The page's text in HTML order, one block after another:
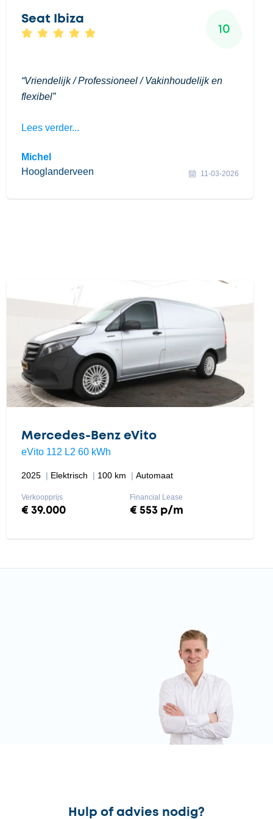
Seat Ibiza
10
Vriendelijk / Professioneel / Vakinhoudelijk en
flexibel
Lees verder...
Michel
Hooglanderveen
11-03-2026
Mercedes-Benz eVito
eVito 112 L2 60 kWh
2025 Elektrisch 100 km Automaat
Verkoopprijs
€ 39.000
Financial Lease
€ 553 p/m
Hulp of advies nodig?